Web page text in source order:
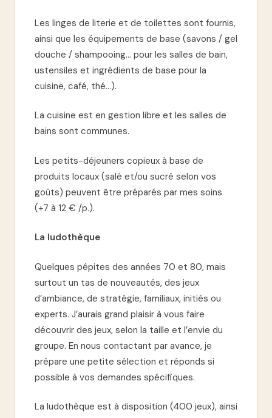
Les linges de literie et de toilettes sont fournis,
ainsi que les équipements de base (savons / gel
douche / shampooing… pour les salles de bain,
ustensiles et ingrédients de base pour la
cuisine, café, thé…).
La cuisine est en gestion libre et les salles de
bains sont communes.
Les petits-déjeuners copieux à base de
produits locaux (salé et/ou sucré selon vos
goûts) peuvent être préparés par mes soins
(+7 à 12 € /p.).
La ludothèque
Quelques pépites des années 70 et 80, mais
surtout un tas de nouveautés, des jeux
d’ambiance, de stratégie, familiaux, initiés ou
experts. J’aurais grand plaisir à vous faire
découvrir des jeux, selon la taille et l’envie du
groupe. En nous contactant par avance, je
prépare une petite sélection et réponds si
possible à vos demandes spécifiques.
La ludothèque est à disposition (400 jeux), ainsi